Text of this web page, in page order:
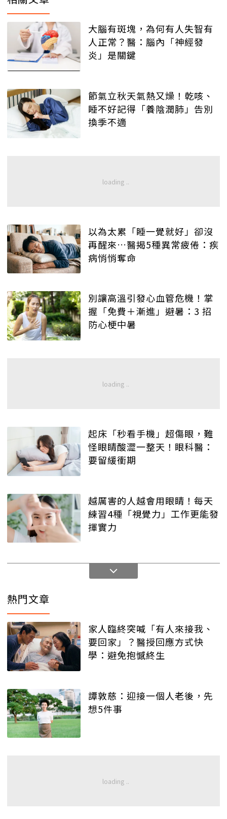
大腦有斑塊，為何有人失智有
人正常？醫：腦內「神經發
炎」是關鍵
節氣立秋天氣熱又燥！乾咳、
睡不好記得「養陰潤肺」告別
換季不適
以為太累「睡一覺就好」卻沒
再醒來…醫揭5種異常疲倦：疾
病悄悄奪命
別讓高溫引發心血管危機！掌
握「免費＋漸進」避暑：3 招
防心梗中暑
起床「秒看手機」超傷眼，難
怪眼睛酸澀一整天！眼科醫：
要留緩衝期
越厲害的人越會用眼睛！每天
練習4種「視覺力」工作更能發
揮實力
熱門文章
家人臨終突喊「有人來接我、
要回家」？醫授回應方式快
學：避免抱憾終生
譚敦慈：迎接一個人老後，先
想5件事